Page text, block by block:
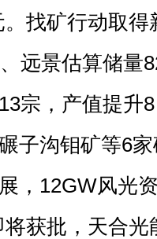
找矿行动取
远景估算储量
宗，产值提升
子沟钼矿等6
，12GW风光
将获批，天合